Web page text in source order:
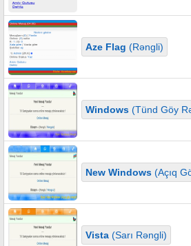
Aze Flag (Rəngli)
Windows(Tünd Göy
New Windows(Açıq
Vista(Sarı Rəngli)